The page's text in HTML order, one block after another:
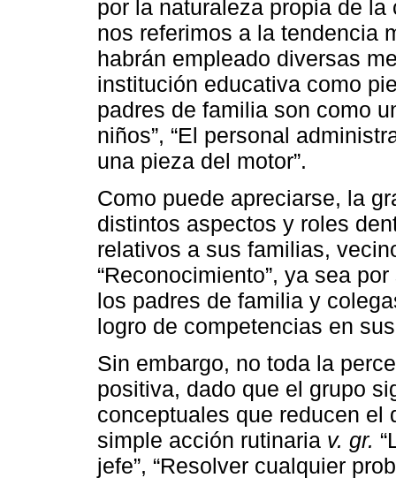
por la naturaleza propia de
nos referimos a la tendencia
habrán empleado diversas
institución educativa como
padres de familia son como
niños”, “El personal
una pieza del motor”.
Como puede apreciarse, la
distintos aspectos y roles
relativos a sus familias,
“Reconocimiento”, ya sea
los padres de familia y
logro de competencias en
Sin embargo, no toda la
positiva, dado que el grupo
conceptuales que reducen el
simple acción rutinaria v. gr.
jefe”, “Resolver cualquier